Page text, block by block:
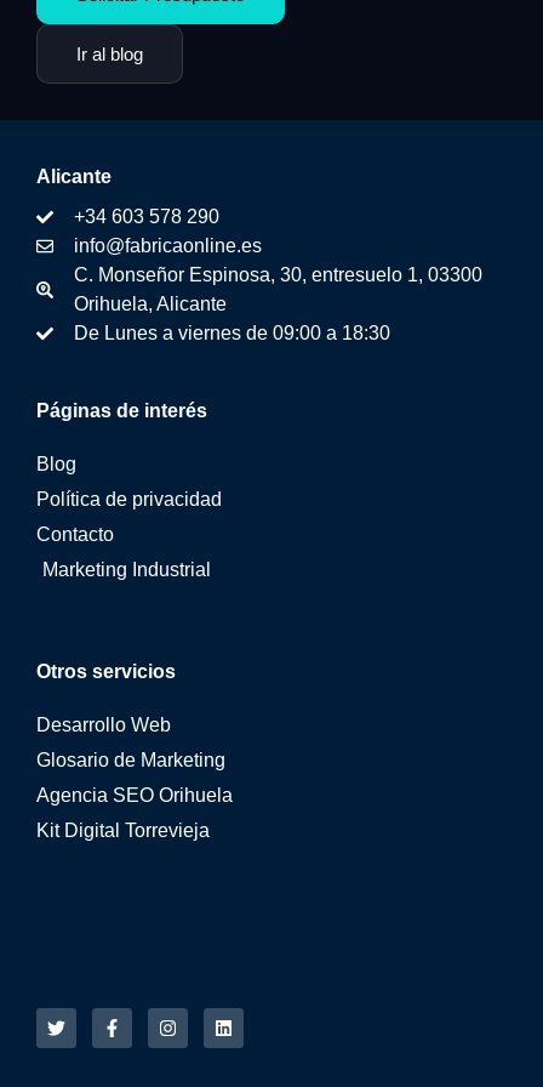
Ir al blog
Otros servicios
Desarrollo Web
Glosario de Marketing
Agencia SEO Orihuela
Kit Digital Torrevieja
Páginas de interés
Blog
Política de privacidad
Contacto
Marketing Industrial
Alicante
+34 603 578 290
info@fabricaonline.es
C. Monseñor Espinosa, 30, entresuelo 1, 03300
Orihuela, Alicante
De Lunes a viernes de 09:00 a 18:30